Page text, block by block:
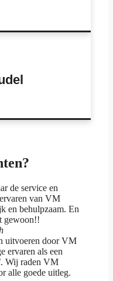
de service en
van VM
en behulpzaam. En
gewoon!!
uitvoeren door VM
ervaren als een
Wij raden VM
alle goede uitleg.